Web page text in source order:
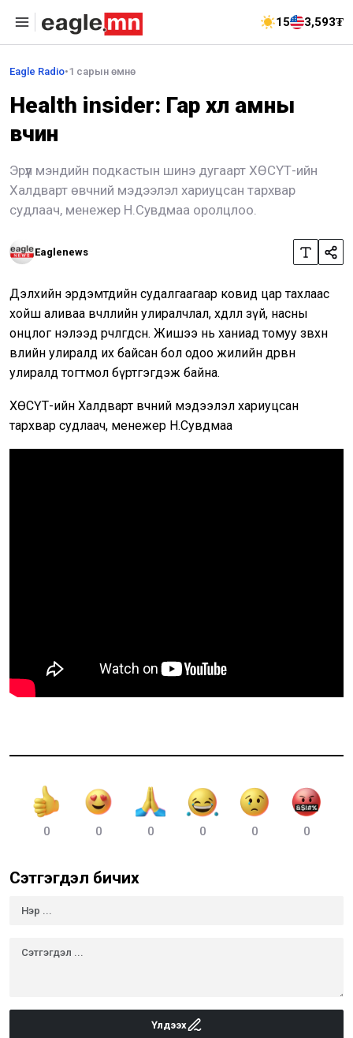
15 3,593₮
Eagle Radio•1 сарын өмнө
Health insider: Гар хөл амны
өвчин
Эрүүл мэндийн подкастын шинэ дугаарт ХӨСҮТ-ийн
Халдварт өвчний мэдээлэл хариуцсан тархвар
судлаач, менежер Н.Сувдмаа оролцлоо.
Eaglenews
Дэлхийн эрдэмтдийн судалгаагаар ковид цар тахлаас
хойш аливаа өвчлөлийн улиралчлал, хөдлөл зүй, насны
онцлог нэлээд өөрчлөгдсөн. Жишээ нь ханиад томуу зөвхөн
өвлийн улиралд их байсан бол одоо жилийн дөрвөн
улиралд тогтмол бүртгэгдэж байна.
ХӨСҮТ-ийн Халдварт өвчний мэдээлэл хариуцсан
тархвар судлаач, менежер Н.Сувдмаа
0 0 0 0 0 0
Сэтгэгдэл бичих
Үлдээх